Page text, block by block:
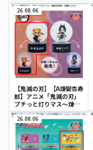
26.08.06
【鬼滅の刃】【A煉獄杏寿
郎】アニメ「鬼滅の刃」
プチっと灯りマス～煉獄
杏寿郎・胡蝶しのぶ～
26.08.06